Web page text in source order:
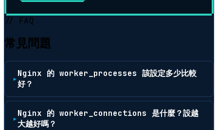
// FAQ
常見問題
Nginx 的 worker_processes 該設定多少比較
好？
Nginx 的 worker_connections 是什麼？設越
大越好嗎？